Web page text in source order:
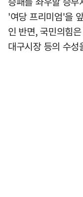
'여당 프리미엄'을
인 반면, 국민의힘
대구시장 등의 수성